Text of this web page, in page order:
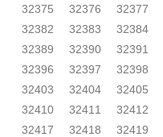
32375
32376 32377
32382
32383 32384
32389
32390 32391
32396
32397 32398
32403
32404 32405
32410
32411 32412
32417
32418 32419